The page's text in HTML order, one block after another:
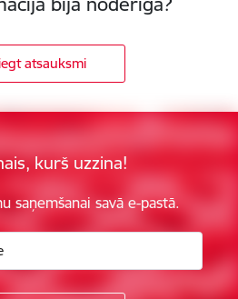
atsauksmi
kurš uzzina!
saņemšanai savā e-pastā.